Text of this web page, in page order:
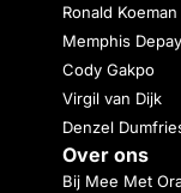
Ronald Koeman
Memphis Depay
Cody Gakpo
Virgil van Dijk
Denzel
Over ons
Bij Mee Met